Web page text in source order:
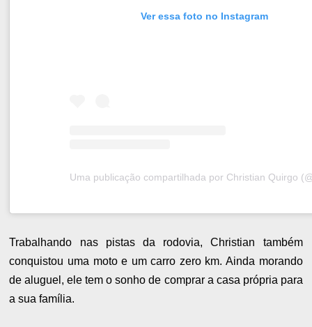
Ver essa foto no Instagram
Trabalhando nas pistas da rodovia, Christian também
conquistou uma moto e um carro zero km. Ainda morando
de aluguel, ele tem o sonho de comprar a casa própria para
a sua família.